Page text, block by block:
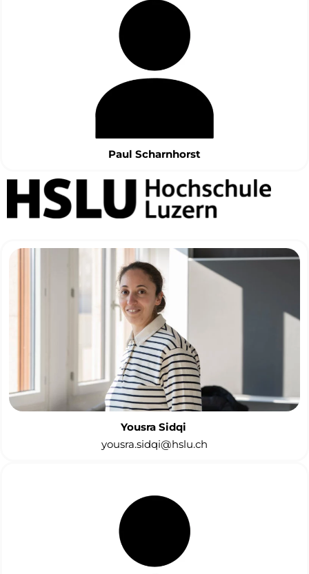
Paul Scharnhorst
Yousra Sidqi
yousra.sidqi@hslu.ch